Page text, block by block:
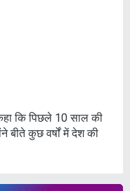
कि पिछले 10 साल की
बीते कुछ वर्षों में देश की